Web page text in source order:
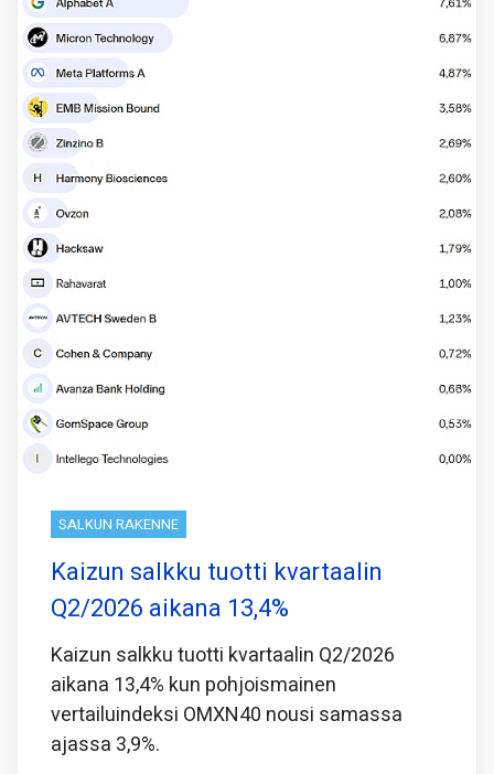
SALKUN RAKENNE
Kaizun salkku tuotti kvartaalin
Q2/2026 aikana 13,4%
Kaizun salkku tuotti kvartaalin Q2/2026
aikana 13,4% kun pohjoismainen
vertailuindeksi OMXN40 nousi samassa
ajassa 3,9%.